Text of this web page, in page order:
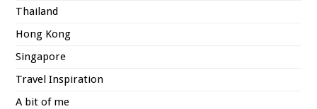
Thailand
Hong Kong
Singapore
Travel Inspiration
A bit of me